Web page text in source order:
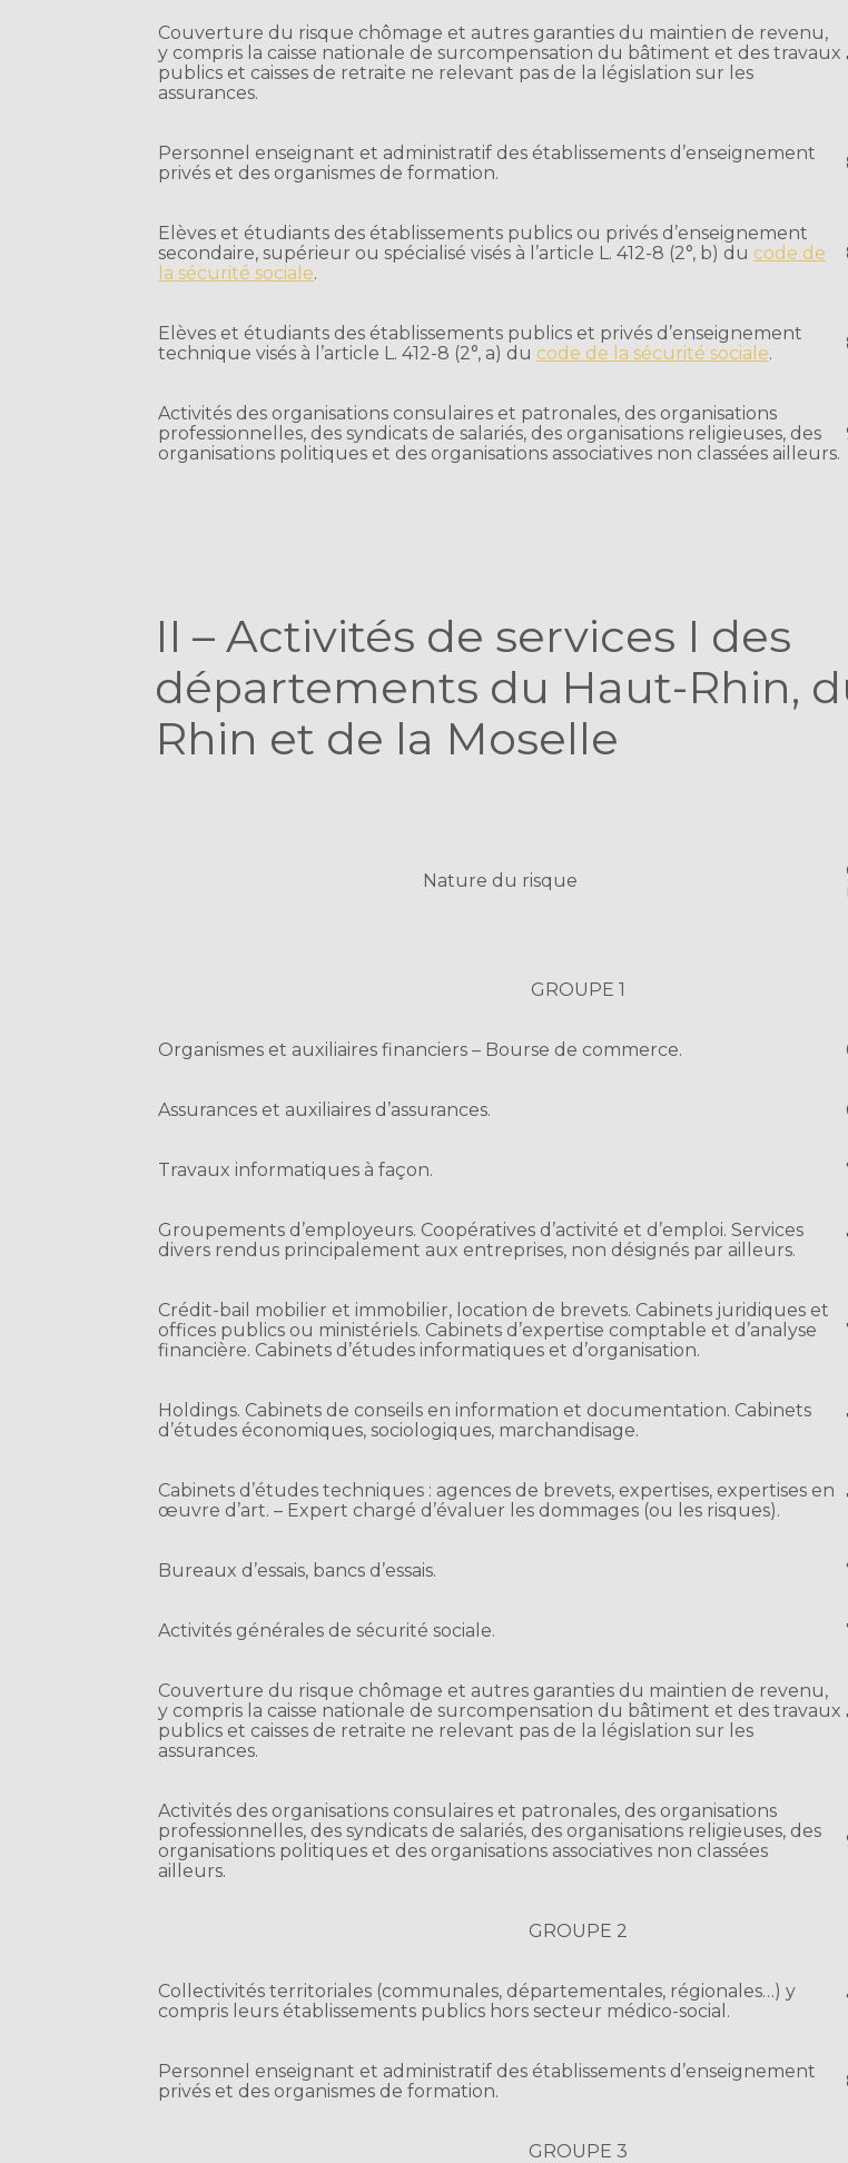
Couverture du risque chômage et autres garanties du maintien de revenu,
y compris la caisse nationale de surcompensation du bâtiment et des travaux
publics et caisses de retraite ne relevant pas de la législation sur les
assurances.
Personnel enseignant et administratif des établissements d’enseignement
privés et des organismes de formation.
Elèves et étudiants des établissements publics ou privés d’enseignement
secondaire, supérieur ou spécialisé visés à l’article L. 412-8 (2°, b) du code de
la sécurité sociale.
Elèves et étudiants des établissements publics et privés d’enseignement
technique visés à l’article L. 412-8 (2°, a) du code de la sécurité sociale.
Activités des organisations consulaires et patronales, des organisations
professionnelles, des syndicats de salariés, des organisations religieuses, des
organisations politiques et des organisations associatives non classées ailleurs.
II – Activités de services I des
départements du Haut-Rhin,
Rhin et de la Moselle
Nature du risque
GROUPE 1
Organismes et auxiliaires financiers – Bourse de commerce.
Assurances et auxiliaires d’assurances.
Travaux informatiques à façon.
Groupements d’employeurs. Coopératives d’activité et d’emploi. Services
divers rendus principalement aux entreprises, non désignés par ailleurs.
Crédit-bail mobilier et immobilier, location de brevets. Cabinets juridiques et
offices publics ou ministériels. Cabinets d’expertise comptable et d’analyse
financière. Cabinets d’études informatiques et d’organisation.
Holdings. Cabinets de conseils en information et documentation. Cabinets
d’études économiques, sociologiques, marchandisage.
Cabinets d’études techniques : agences de brevets, expertises, expertises en
œuvre d’art. – Expert chargé d’évaluer les dommages (ou les risques).
Bureaux d’essais, bancs d’essais.
Activités générales de sécurité sociale.
Couverture du risque chômage et autres garanties du maintien de revenu,
y compris la caisse nationale de surcompensation du bâtiment et des travaux
publics et caisses de retraite ne relevant pas de la législation sur les
assurances.
Activités des organisations consulaires et patronales, des organisations
professionnelles, des syndicats de salariés, des organisations religieuses, des
organisations politiques et des organisations associatives non classées
ailleurs.
GROUPE 2
Collectivités territoriales (communales, départementales, régionales…) y
compris leurs établissements publics hors secteur médico-social.
Personnel enseignant et administratif des établissements d’enseignement
privés et des organismes de formation.
GROUPE 3